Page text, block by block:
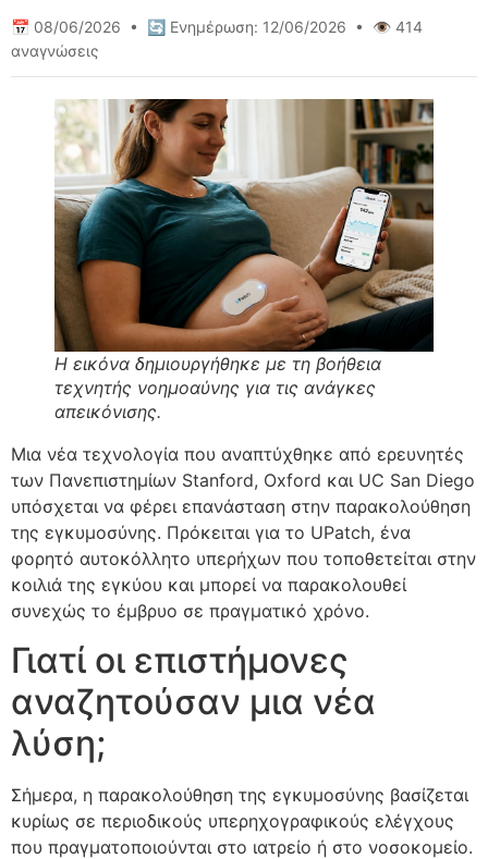
📅 08/06/2026 • 🔄 Ενημέρωση: 12/06/2026 • 👁️ 414
αναγνώσεις
Η εικόνα δημιουργήθηκε με τη βοήθεια
τεχνητής νοημοαύνης για τις ανάγκες
απεικόνισης.
Μια νέα τεχνολογία που αναπτύχθηκε από ερευνητές
των Πανεπιστημίων Stanford, Oxford και UC San Diego
υπόσχεται να φέρει επανάσταση στην παρακολούθηση
της εγκυμοσύνης. Πρόκειται για το UPatch, ένα
φορητό αυτοκόλλητο υπερήχων που τοποθετείται στην
κοιλιά της εγκύου και μπορεί να παρακολουθεί
συνεχώς το έμβρυο σε πραγματικό χρόνο.
Γιατί οι επιστήμονες
αναζητούσαν μια νέα
λύση;
Σήμερα, η παρακολούθηση της εγκυμοσύνης βασίζεται
κυρίως σε περιοδικούς υπερηχογραφικούς ελέγχους
που πραγματοποιούνται στο ιατρείο ή στο νοσοκομείο.